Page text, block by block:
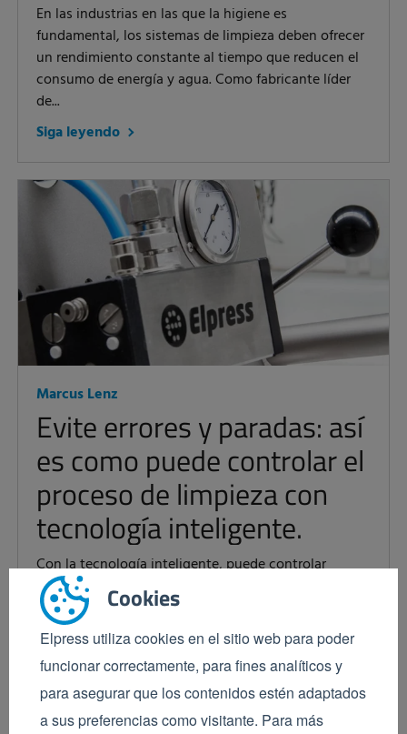
Cookies
Elpress utiliza cookies en el sitio web para poder
funcionar correctamente, para fines analíticos y
para asegurar que los contenidos estén adaptados
a sus preferencias como visitante. Para más
En las industrias en las que la higiene es
fundamental, los sistemas de limpieza deben ofrecer
un rendimiento constante al tiempo que reducen el
consumo de energía y agua. Como fabricante líder
de...
Siga leyendo
Marcus Lenz
Evite errores y paradas: así
es como puede controlar el
proceso de limpieza con
tecnología inteligente.
Con la tecnología inteligente, puede controlar
activamente el proceso de limpieza y adelantarse a
las averías con mayor frecuencia. Por lo tanto, para el
departamento técnico, la limpieza ya no es...
Siga leyendo